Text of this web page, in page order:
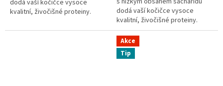
dodá vaší kočičce vysoce
kvalitní, živočišné proteiny.
dodá vaší kočičce vysoce
kvalitní, živočišné proteiny.
Akce
Tip